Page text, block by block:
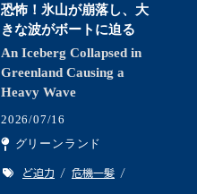
恐怖！氷山が崩落し、大
きな波がボートに迫る
An Iceberg Collapsed in
Greenland Causing a
Heavy Wave
2026/07/16
グリーンランド
ど迫力 危機一髪